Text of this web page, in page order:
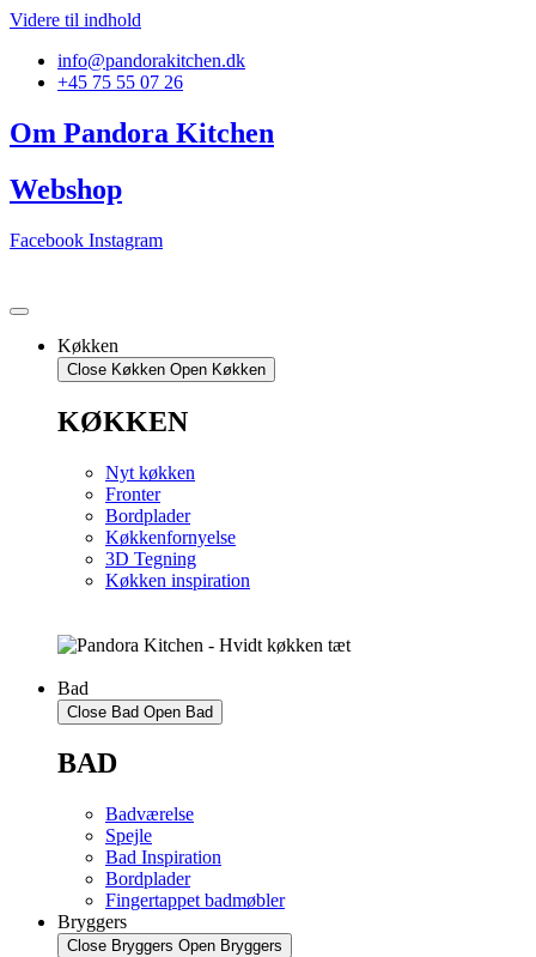
Videre til indhold
info@pandorakitchen.dk
+45 75 55 07 26
Om Pandora Kitchen
Webshop
Facebook Instagram
Køkken
Close Køkken Open Køkken
KØKKEN
Nyt køkken
Fronter
Bordplader
Køkkenfornyelse
3D Tegning
Køkken inspiration
Bad
Close Bad Open Bad
BAD
Badværelse
Spejle
Bad Inspiration
Bordplader
Fingertappet badmøbler
Bryggers
Close Bryggers Open Bryggers